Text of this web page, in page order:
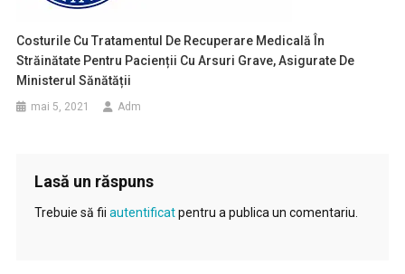
Costurile Cu Tratamentul De Recuperare Medicală În
Străinătate Pentru Pacienții Cu Arsuri Grave, Asigurate De
Ministerul Sănătății
mai 5, 2021 Adm
Lasă un răspuns
Trebuie să fii autentificatpentru a publica un comentariu.